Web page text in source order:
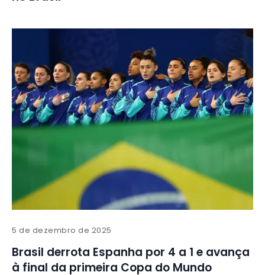
5 de dezembro de 2025
Brasil derrota Espanha por 4 a 1 e avança
à final da primeira Copa do Mundo